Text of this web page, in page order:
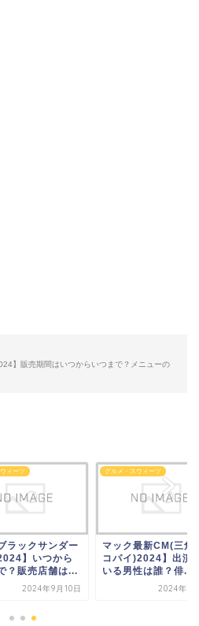
】販売期間はいつからいつまで？メニューの
ィーツ
ラックサンダー
】いつから
？販売店舗は...
2024年9月10日
グルメ・スウィーツ
マック最新CM(三角
コパイ)2024】出演
いる男性は誰？俳...
2024年10